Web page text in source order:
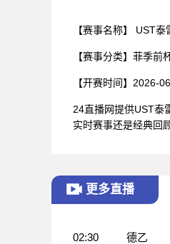
【赛事名称】 UST泰
【赛事分类】 菲季前
【开赛时间】 2026-
24直播网提供UST泰
实时赛事还是经典回
更多直播
02:30 德乙